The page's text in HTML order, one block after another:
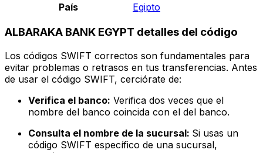
País
Egipto
ALBARAKA BANK EGYPT detalles del código
Los códigos SWIFT correctos son fundamentales para
evitar problemas o retrasos en tus transferencias. Antes
de usar el código SWIFT, cerciórate de:
Verifica el banco: Verifica dos veces que el
nombre del banco coincida con el del banco.
Consulta el nombre de la sucursal: Si usas un
código SWIFT específico de una sucursal,